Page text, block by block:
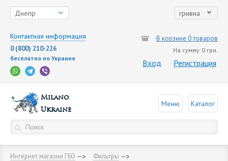
Днепр гривна
Контактная информация
0 (800) 210-226
бесплатно по Украине
В корзине 0 товаров
На сумму 0 грн.
Вход Регистрация
Milano
Ukraine
Меню Каталог
Интернет магазин ГБО Фильтры